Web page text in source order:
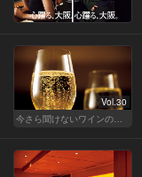
Vol.30
今さら聞けないワインの基礎知識